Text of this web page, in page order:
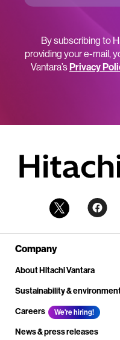
By subscribing to
providing your e-mail,
Vantara’sPrivacy
Company
About Hitachi Vantara
Sustainability &
Careers
We're hiring!
News & press releases